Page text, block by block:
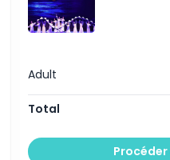
Politique enfant/adulte
À savoir
Code vestimentaire
Adult
Total